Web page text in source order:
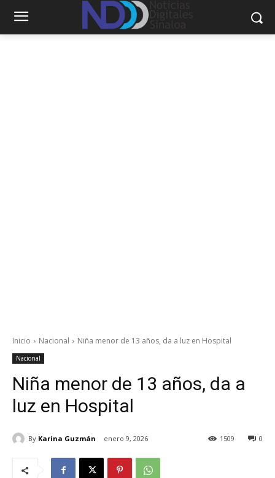
Inicio Nacional Niña menor de 13 años, da a luz en Hospital
Nacional
Niña menor de 13 años, da a
luz en Hospital
By Karina Guzmán enero 9, 2026 0
1509